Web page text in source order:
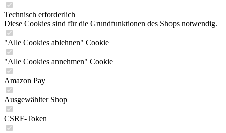
Technisch erforderlich
Diese Cookies sind für die Grundfunktionen des Shops notwendig.
"Alle Cookies ablehnen" Cookie
"Alle Cookies annehmen" Cookie
Amazon Pay
Ausgewählter Shop
CSRF-Token